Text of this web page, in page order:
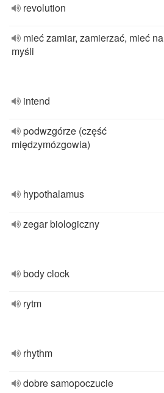
revolution
mieć zamiar, zamierzać, mieć na
myśli
intend
podwzgórze (część
międzymózgowia)
hypothalamus
zegar biologiczny
body clock
rytm
rhythm
dobre samopoczucie